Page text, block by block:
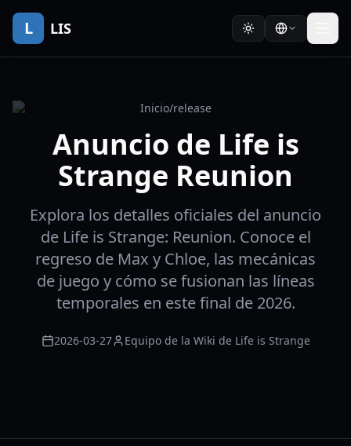
L LIS
Inicio/release
Anuncio de Life is
Strange Reunion
Explora los detalles oficiales del anuncio
de Life is Strange: Reunion. Conoce el
regreso de Max y Chloe, las mecánicas
de juego y cómo se fusionan las líneas
temporales en este final de 2026.
2026-03-27 Equipo de la Wiki de Life is Strange